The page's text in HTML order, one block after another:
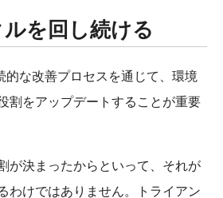
を回し続ける
的な改善プロセスを通じて、環境
割をアップデートすることが重要
が決まったからといって、それが
わけではありません。トライアン